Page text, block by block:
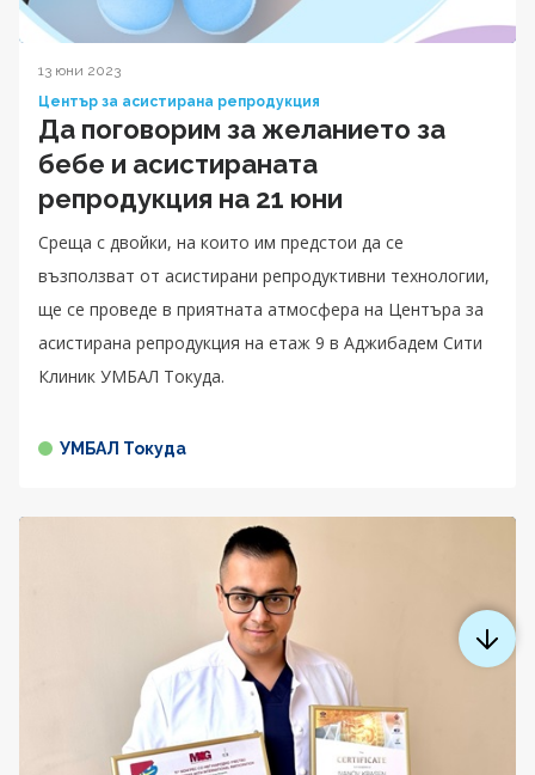
13 юни 2023
Център за асистирана репродукция
Да поговорим за желанието за
бебе и асистираната
репродукция на 21 юни
Среща с двойки, на които им предстои да се
възползват от асистирани репродуктивни технологии,
ще се проведе в приятната атмосфера на Центъра за
асистирана репродукция на етаж 9 в Аджибадем Сити
Клиник УМБАЛ Токуда.
УМБАЛ Токуда